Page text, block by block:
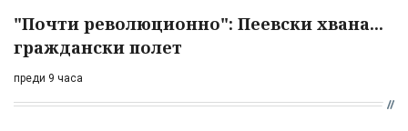
"Почти революционно": Пеевски хвана...
граждански полет
преди 9 часа